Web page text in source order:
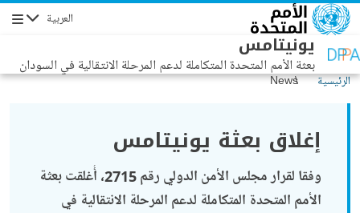
تجاوز إلى المحتوى الرئيسي العربية التنقل
يونيتامس
بعثة الأمم المتحدة المتكاملة لدعم المرحلة الانتقالية في السودان
الرئيسية News
إغلاق بعثة يونيتامس
وفقا لقرار مجلس الأمن الدولي رقم 2715، أُغلقت بعثة
الأمم المتحدة المتكاملة لدعم المرحلة الانتقالية في